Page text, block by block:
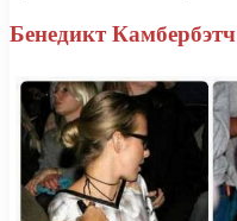
Бенедикт Камбербэтч